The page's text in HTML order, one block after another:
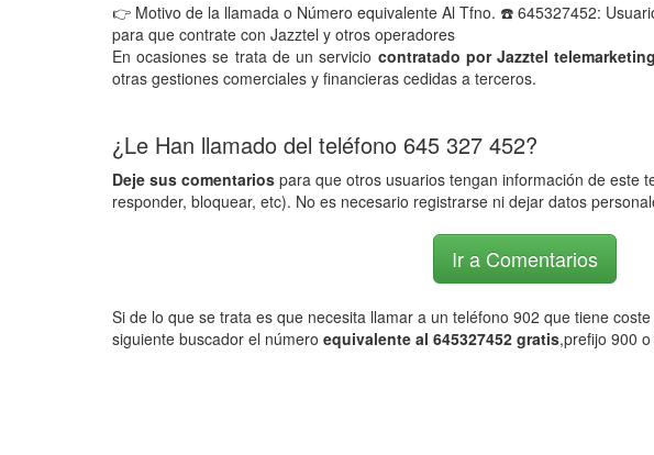
👉 Motivo de la llamada o Número equivalente Al Tfno. ☎️ 645327452:
para que contrate con Jazztel y otros operadores
En ocasiones se trata de un servicio contratado por Jazztel telemarketing
otras gestiones comerciales y financieras cedidas a terceros.
¿Le Han llamado del teléfono 645 327 452?
Deje sus comentarios para que otros usuarios tengan información de este
responder, bloquear, etc). No es necesario registrarse ni dejar datos
Ir a Comentarios
Si de lo que se trata es que necesita llamar a un teléfono 902 que tiene
siguiente buscador el número equivalente al 645327452 gratis,prefijo 900